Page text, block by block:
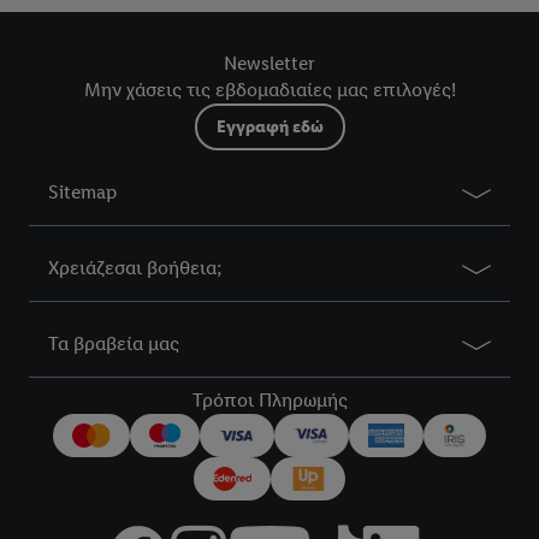
Newsletter
Μην χάσεις τις εβδομαδιαίες μας επιλογές!
Εγγραφή εδώ
Sitemap
Χρειάζεσαι βοήθεια;
Τα βραβεία μας
Τρόποι Πληρωμής